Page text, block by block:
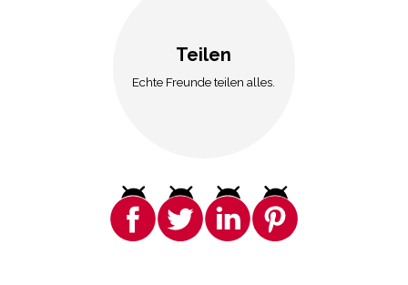
Teilen
Echte Freunde teilen alles.